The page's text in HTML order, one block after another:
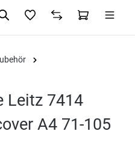
Leitz 7414
A4 71-105